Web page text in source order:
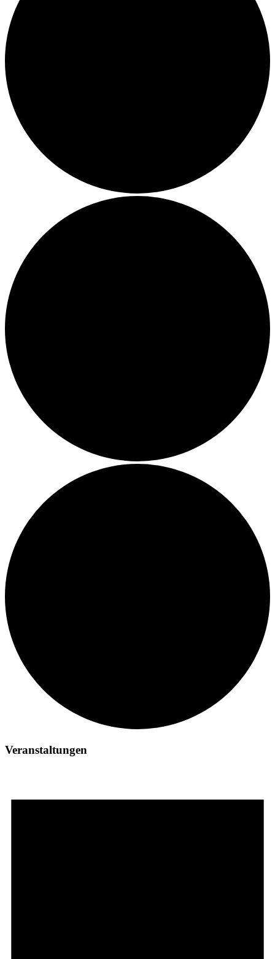
Veranstaltungen